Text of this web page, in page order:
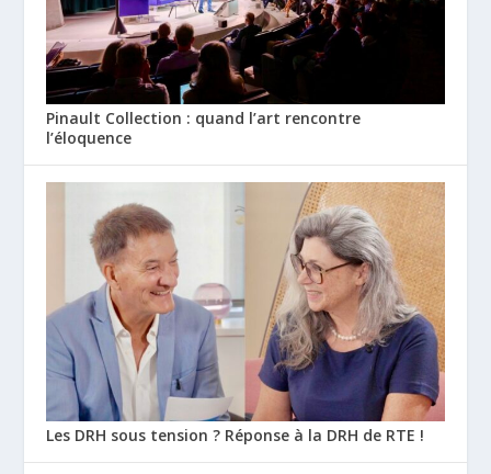
Pinault Collection : quand l’art rencontre
l’éloquence
Les DRH sous tension ? Réponse à la DRH de RTE !